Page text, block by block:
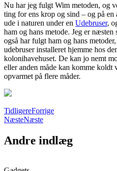
Nu har jeg fulgt Wim metoden, og
ting for ens krop og sind – og på en
ude i naturen under en Udebruser,
ham og hans metode. Jeg er næsten
også har fulgt ham og hans
udebruser installeret hjemme hos
kolonihavehuset. De kan jo nemt
eller anden måde kan komme koldt
opvarmet på flere måder.
TidligereForrige
NæsteNæste
Andre indlæg